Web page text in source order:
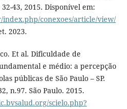
43, 2015. Disponível em:
conexoes/article/view/
2023.
Et al. Dificuldade de
e médio: a percepção
públicas de São Paulo – SP.
n.97. São Paulo. 2015.
scielo.php?